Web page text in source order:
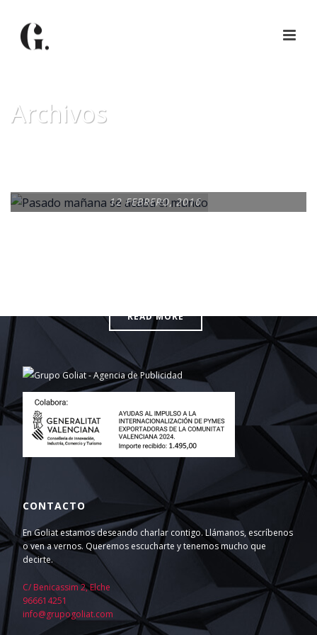
Archivos
12 FEBRERO, 2016
READ MORE
CONTACTO
En Goliat estamos deseando charlar contigo. Llámanos, escríbenos
o ven a vernos. Queremos escucharte y tenemos mucho que
decirte.
C/ Benicassim 2, Elche
966614251
info@grupogoliat.com